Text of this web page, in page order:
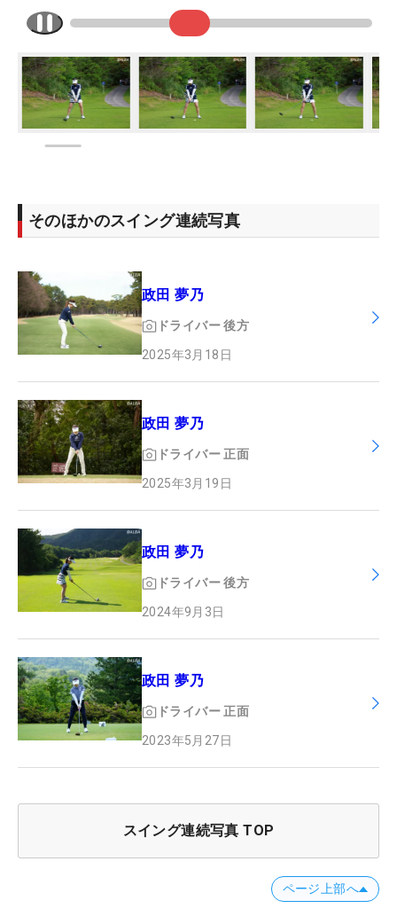
そのほかのスイング連続写真
政田 夢乃
ドライバー 後方
2025年3月18日
政田 夢乃
ドライバー 正面
2025年3月19日
政田 夢乃
ドライバー 後方
2024年9月3日
政田 夢乃
ドライバー 正面
2023年5月27日
スイング連続写真 TOP
ページ上部へ